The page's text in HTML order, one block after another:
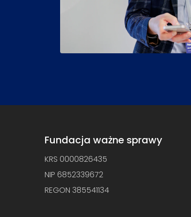
Fundacja ważne sprawy
KRS 0000826435
NIP 6852339672
REGON 385541134